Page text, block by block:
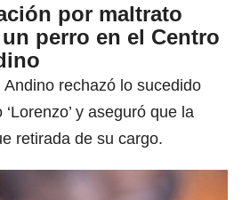
por maltrato
perro en el Centro
rechazó lo sucedido
y aseguró que la
retirada de su cargo.